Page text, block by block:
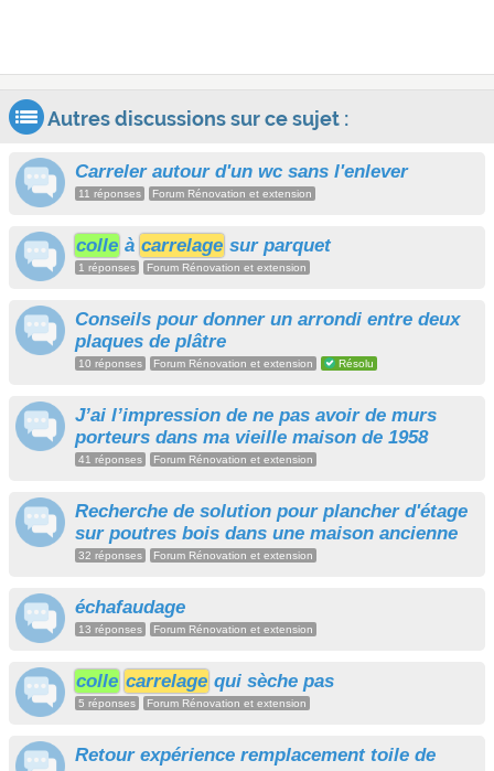
Autres discussions sur ce sujet :
Carreler autour d'un wc sans l'enlever
11 réponses Forum Rénovation et extension
colle à carrelage sur parquet
1 réponses Forum Rénovation et extension
Conseils pour donner un arrondi entre deux
plaques de plâtre
10 réponses Forum Rénovation et extension Résolu
J’ai l’impression de ne pas avoir de murs
porteurs dans ma vieille maison de 1958
41 réponses Forum Rénovation et extension
Recherche de solution pour plancher d'étage
sur poutres bois dans une maison ancienne
32 réponses Forum Rénovation et extension
échafaudage
13 réponses Forum Rénovation et extension
colle carrelage qui sèche pas
5 réponses Forum Rénovation et extension
Retour expérience remplacement toile de